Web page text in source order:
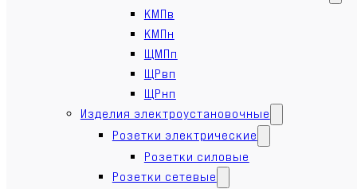
КМПв
КМПн
ЩМПп
ЩРвп
ЩРнп
Изделия электроустановочные
Розетки электрические
Розетки силовые
Розетки сетевые